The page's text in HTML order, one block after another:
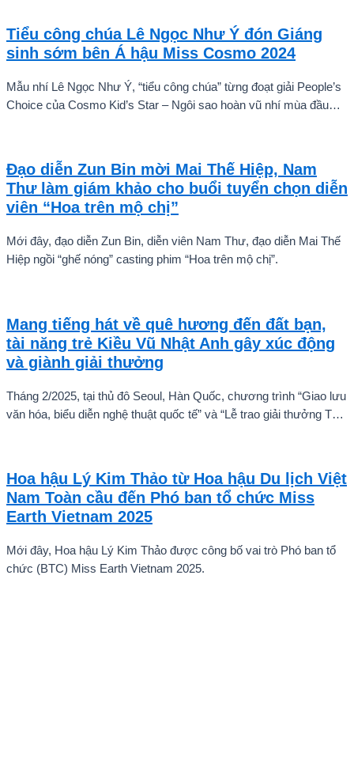
một hay hai ca khúc.
Tiểu công chúa Lê Ngọc Như Ý đón Giáng
sinh sớm bên Á hậu Miss Cosmo 2024
Mẫu nhí Lê Ngọc Như Ý, “tiểu công chúa” từng đoạt giải People’s
Choice của Cosmo Kid’s Star – Ngôi sao hoàn vũ nhí mùa đầu
Đạo diễn Zun Bin mời Mai Thế Hiệp, Nam
Thư làm giám khảo cho buổi tuyển chọn diễn
viên “Hoa trên mộ chị”
Mới đây, đạo diễn Zun Bin, diễn viên Nam Thư, đạo diễn Mai Thế
Hiệp ngồi “ghế nóng” casting phim “Hoa trên mộ chị”.
Mang tiếng hát về quê hương đến đất bạn,
tài năng trẻ Kiều Vũ Nhật Anh gây xúc động
và giành giải thưởng
Tháng 2/2025, tại thủ đô Seoul, Hàn Quốc, chương trình “Giao lưu
văn hóa, biểu diễn nghệ thuật quốc tế” và “Lễ trao giải thưởng Tài
ấn tượng mạnh với giọng hát trữ tình sâu lắng, mang đậm hơi thở
quê hương.
Hoa hậu Lý Kim Thảo từ Hoa hậu Du lịch Việt
Nam Toàn cầu đến Phó ban tổ chức Miss
Earth Vietnam 2025
Mới đây, Hoa hậu Lý Kim Thảo được công bố vai trò Phó ban tổ
chức (BTC) Miss Earth Vietnam 2025.